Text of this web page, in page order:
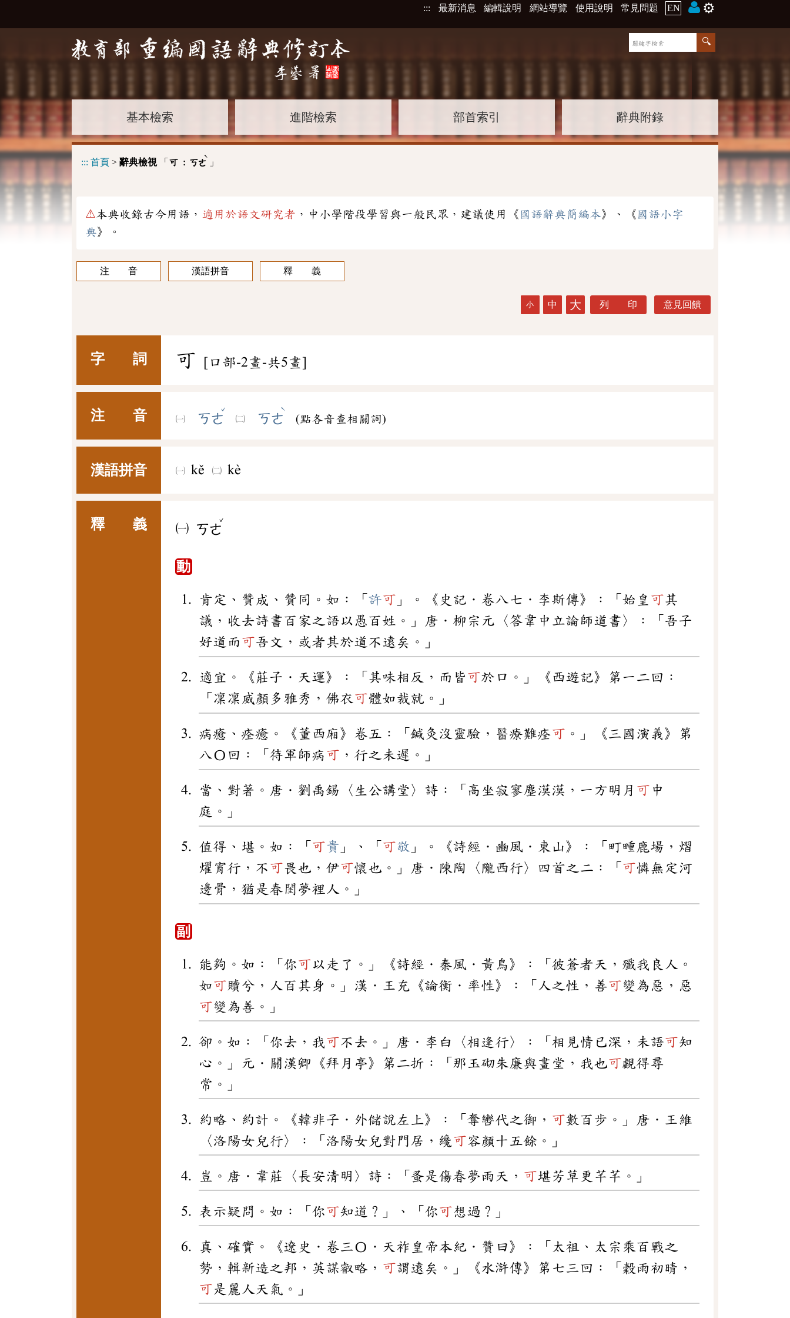
::: 最新消息 編輯說明 網站導覽 使用說明 常見問題 EN ⚙️
基本檢索 進階檢索 部首索引 辭典附錄
::: 首頁 > 辭典檢視「 可 : ㄎㄜ
ˋ
」
⚠本典收錄古今用語， 適用於語文研究者 ，中小學階段學習與一般民眾，建議使用《 國語辭典簡編本》、《 國語小字
典》。
注 音 漢語拼音 釋 義
小 中 大 列 印 意見回饋
字 詞 可 [口部-2畫-共5畫]
注 音 ㄎㄜ
ˇ
ㄎㄜ
ˋ
(點各音查相關詞)
漢語拼音 kě kè
釋 義 ㈠ ㄎㄜ
ˇ
動
肯定、贊成、贊同。如：「 許可 」。《史記．卷八七．李斯傳》：「始皇 可其
議，收去詩書百家之語以愚百姓。」唐．柳宗元〈答韋中立論師道書〉：「吾子
好道而 可吾文，或者其於道不遠矣。」
適宜。《莊子．天運》：「其味相反，而皆 可於口。」《西遊記》第一二回：
「凜凜威顏多雅秀，佛衣可體如裁就。」
病癒、痊癒。《董西廂》卷五：「鍼灸沒靈驗，醫療難痊可 。」《三國演義》第
八〇回：「待軍師病 可 ，行之未遲。」
當、對著。唐．劉禹錫〈生公講堂〉詩：「高坐寂寥塵漠漠，一方明月 可 中
庭。」
值得、堪。如：「 可貴 」、「 可敬 」。《詩經．豳風．東山》：「町畽鹿場，熠
燿宵行，不 可畏也，伊可懷也。」唐．陳陶〈隴西行〉四首之二：「 可憐無定河
邊骨，猶是春閨夢裡人。」
副
能夠。如：「你可以走了。」《詩經．秦風．黃鳥》：「彼蒼者天，殲我良人。
如可贖兮，人百其身。」漢．王充《論衡．率性》：「人之性，善可變為惡，惡
可變為善。」
卻。如：「你去，我可不去。」唐．李白〈相逢行〉：「相見情已深，未語可知
心。」元．關漢卿《拜月亭》第二折：「那玉砌朱廉與畫堂，我也可覷得尋
常。」
約略、約計。《韓非子．外儲說左上》：「奪轡代之御， 可數百步。」唐．王維
〈洛陽女兒行〉：「洛陽女兒對門居，纔可容顏十五餘。」
豈。唐．韋莊〈長安清明〉詩：「蚤是傷春夢雨天， 可堪芳草更芊芊。」
表示疑問。如：「你可知道？」、「你可想過？」
真、確實。《遼史．卷三〇．天祚皇帝本紀．贊曰》：「太祖、太宗乘百戰之
勢，輯新造之邦，英謀叡略， 可謂遠矣。」《水滸傳》第七三回：「穀雨初晴，
可是麗人天氣。」